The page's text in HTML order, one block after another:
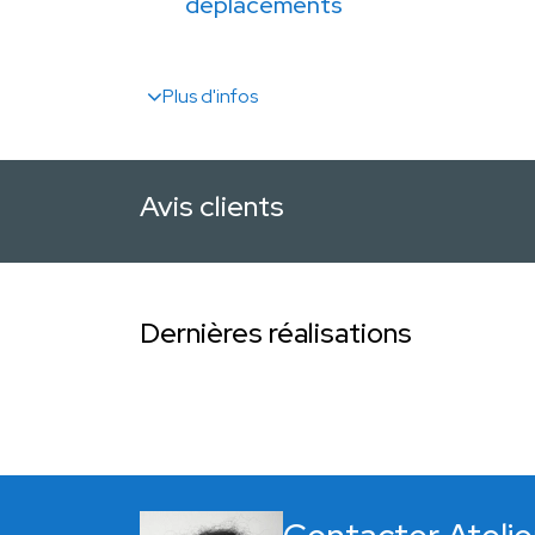
Plus d'infos
Avis clients
Dernières réalisations